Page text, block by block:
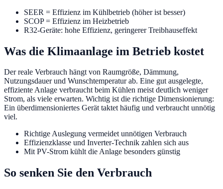
SEER = Effizienz im Kühlbetrieb (höher ist besser)
SCOP = Effizienz im Heizbetrieb
R32-Geräte: hohe Effizienz, geringerer Treibhauseffekt
Was die Klimaanlage im Betrieb kostet
Der reale Verbrauch hängt von Raumgröße, Dämmung,
Nutzungsdauer und Wunschtemperatur ab. Eine gut ausgelegte,
effiziente Anlage verbraucht beim Kühlen meist deutlich weniger
Strom, als viele erwarten. Wichtig ist die richtige Dimensionierung:
Ein überdimensioniertes Gerät taktet häufig und verbraucht unnötig
viel.
Richtige Auslegung vermeidet unnötigen Verbrauch
Effizienzklasse und Inverter-Technik zahlen sich aus
Mit PV-Strom kühlt die Anlage besonders günstig
So senken Sie den Verbrauch